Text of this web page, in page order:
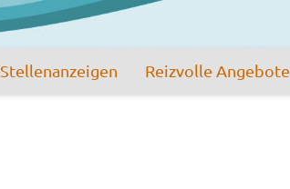
Stellenanzeigen Reizvolle Angebote